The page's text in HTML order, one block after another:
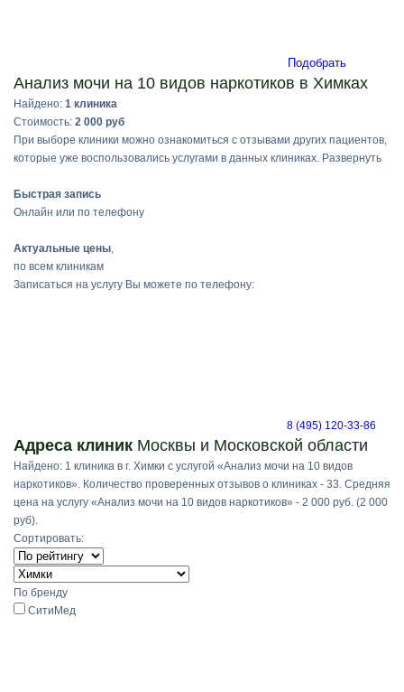
Подобрать
Анализ мочи на 10 видов наркотиков в Химках
Найдено: 1 клиника
Стоимость: 2 000 руб
При выборе клиники можно ознакомиться с отзывами других пациентов,
которые уже воспользовались услугами в данных клиниках. Развернуть
Быстрая запись
Онлайн или по телефону
Актуальные цены,
по всем клиникам
Записаться на услугу Вы можете по телефону:
8 (495) 120-33-86
Адреса клиник Москвы и Московской области
Найдено: 1 клиника в г. Химки с услугой «Анализ мочи на 10 видов
наркотиков». Количество проверенных отзывов о клиниках - 33. Средняя
цена на услугу «Анализ мочи на 10 видов наркотиков» - 2 000 руб. (2 000
руб).
Сортировать:
По бренду
СитиМед